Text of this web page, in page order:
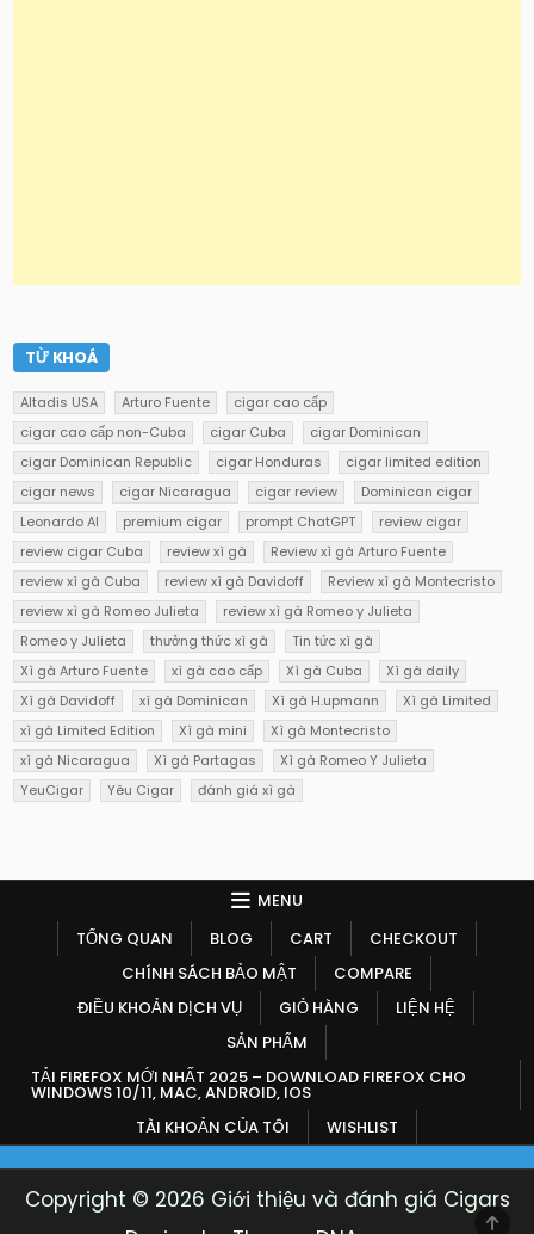
TỪ KHOÁ
Altadis USA Arturo Fuente
cigar cao cấp
cigar cao cấp non-Cuba
cigar Cuba
cigar Dominican
cigar Dominican Republic
cigar Honduras
cigar limited edition
cigar news
cigar Nicaragua cigar review
Dominican cigar
Leonardo AI
premium cigar prompt ChatGPT
review cigar
review cigar Cuba
review xì gà
Review xì gà Arturo Fuente
review xì gà Cuba
review xì gà Davidoff
Review xì gà Montecristo
review xì gà Romeo Julieta
review xì gà Romeo y Julieta
Romeo y Julieta
thưởng thức xì gà
Tin tức xì gà
Xì gà Arturo Fuente
xì gà cao cấp Xì gà Cuba
Xì gà daily
Xì gà Davidoff
xì gà Dominican Xì gà H.upmann
Xì gà Limited
xì gà Limited Edition
Xì gà mini
Xì gà Montecristo
xì gà Nicaragua
Xì gà Partagas
Xì gà Romeo Y Julieta
YeuCigar
Yêu Cigar đánh giá xì gà
MENU
TỔNG QUAN
BLOG CART
CHECKOUT
CHÍNH SÁCH BẢO MẬT
COMPARE
ĐIỀU KHOẢN DỊCH VỤ
GIỎ HÀNG
LIỆN HỆ
SẢN PHẨM
TẢI FIREFOX MỚI NHẤT 2025 – DOWNLOAD FIREFOX CHO
WINDOWS 10/11, MAC, ANDROID, IOS
TÀI KHOẢN CỦA TÔI
WISHLIST
Copyright © 2026 Giới thiệu và đánh giá Cigars